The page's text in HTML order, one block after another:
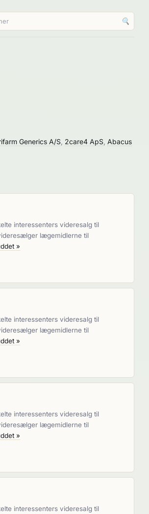
🔍
Generics A/S 2care4 ApS Abacus
interessenters videresalg til
lægemidlerne til
»
interessenters videresalg til
lægemidlerne til
»
interessenters videresalg til
lægemidlerne til
»
interessenters videresalg til